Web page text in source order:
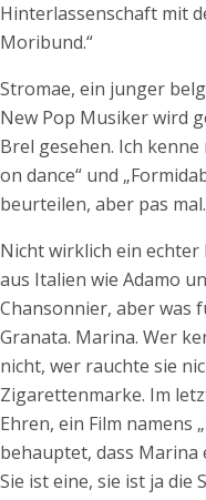
Hinterlassenschaft mit
Moribund.“
Stromae, ein junger
New Pop Musiker wird
Brel gesehen. Ich
on dance“ und
beurteilen, aber pas mal.
Nicht wirklich ein
aus Italien wie Adamo
Chansonnier, aber was
Granata. Marina. Wer
nicht, wer rauchte sie
Zigarettenmarke. Im
Ehren, ein Film namens
behauptet, dass Marina
Sie ist eine, sie ist ja die